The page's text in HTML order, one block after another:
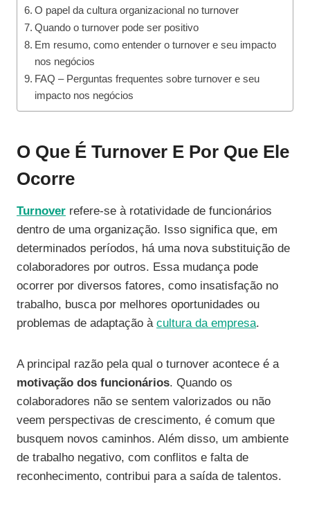
O papel da cultura organizacional no turnover
Quando o turnover pode ser positivo
Em resumo, como entender o turnover e seu impacto
nos negócios
FAQ – Perguntas frequentes sobre turnover e seu
impacto nos negócios
O Que É Turnover E Por Que Ele
Ocorre
Turnover refere-se à rotatividade de funcionários
dentro de uma organização. Isso significa que, em
determinados períodos, há uma nova substituição de
colaboradores por outros. Essa mudança pode
ocorrer por diversos fatores, como insatisfação no
trabalho, busca por melhores oportunidades ou
problemas de adaptação à cultura da empresa.
A principal razão pela qual o turnover acontece é a
motivação dos funcionários. Quando os
colaboradores não se sentem valorizados ou não
veem perspectivas de crescimento, é comum que
busquem novos caminhos. Além disso, um ambiente
de trabalho negativo, com conflitos e falta de
reconhecimento, contribui para a saída de talentos.